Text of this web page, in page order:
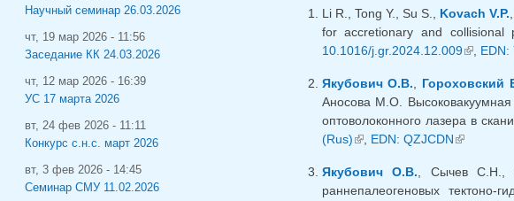
Li R., Tong Y., Su S., Kovach V.P.
for accretionary and
10.1016/j.gr.2024.12.009
, EDN:
Якубович О.В., Гороховский
Аносова М.О. Высоковакуумная
оптоволоконного лазера в
(Rus)(внешняя ссылка)
, EDN: QZJCDN(внешняя
Якубович О.В., Сычев С.Н.,
раннепалеогеновых тектоно-
Научный семинар 26.03.2026
чт, 19 мар 2026 - 11:56
Заседание КК 24.03.2026
чт, 12 мар 2026 - 16:39
УС 17 марта 2026
вт, 24 фев 2026 - 11:11
Конкурс с.н.с. март 2026
вт, 3 фев 2026 - 14:45
Семинар СМУ 11.02.2026